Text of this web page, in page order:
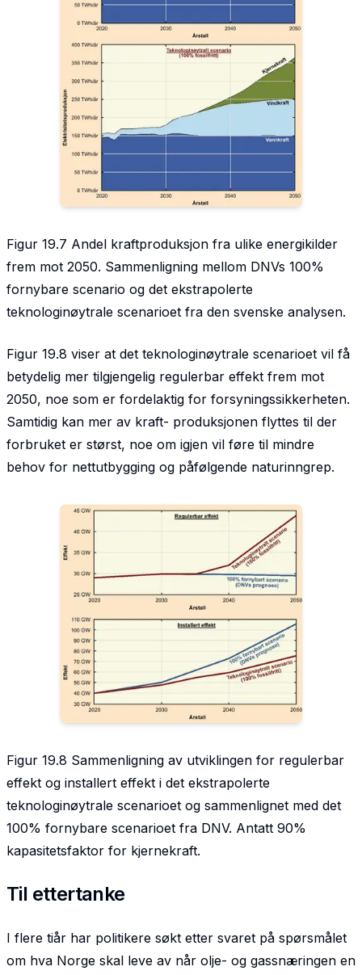
Figur 19.7 Andel kraftproduksjon fra ulike energikilder
frem mot 2050. Sammenligning mellom DNVs 100%
fornybare scenario og det ekstrapolerte
teknologinøytrale scenarioet fra den svenske analysen.
Figur 19.8 viser at det teknologinøytrale scenarioet vil få
betydelig mer tilgjengelig regulerbar effekt frem mot
2050, noe som er fordelaktig for forsyningssikkerheten.
Samtidig kan mer av kraft- produksjonen flyttes til der
forbruket er størst, noe om igjen vil føre til mindre
behov for nettutbygging og påfølgende naturinngrep.
Figur 19.8 Sammenligning av utviklingen for regulerbar
effekt og installert effekt i det ekstrapolerte
teknologinøytrale scenarioet og sammenlignet med det
100% fornybare scenarioet fra DNV. Antatt 90%
kapasitetsfaktor for kjernekraft.
Til ettertanke
I flere tiår har politikere søkt etter svaret på spørsmålet
om hva Norge skal leve av når olje- og gassnæringen en